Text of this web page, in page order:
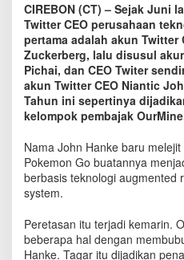
P
e
m
b
u
a
t
"
o
k
e
m
G
o
CIREBON (CT) – Sejak Juni
Twitter CEO perusahaan
pertama adalah akun Twitter
Zuckerberg, lalu disusul
Pichai, dan CEO Twiter
akun Twitter CEO Niantic
Tahun ini sepertinya
kelompok pembajak
Nama John Hanke baru
Pokemon Go buatannya
berbasis teknologi augmented
system.
Peretasan itu terjadi kemarin.
beberapa hal dengan
Hanke. Tagar itu dijadikan